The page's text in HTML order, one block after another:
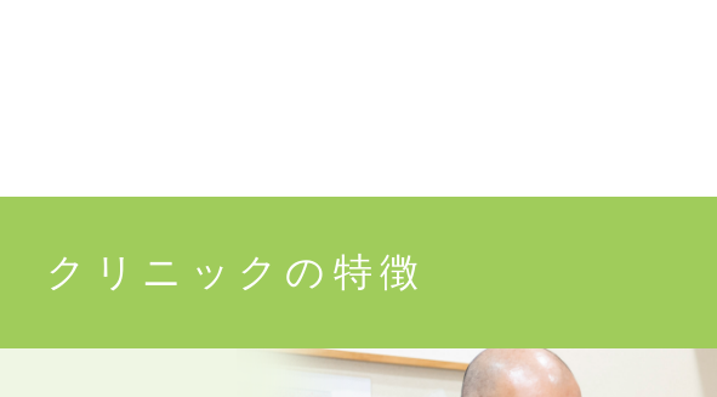
クリニックの特徴